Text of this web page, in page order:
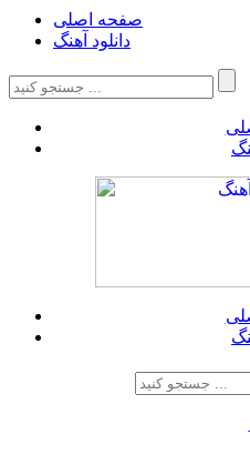
صفحه اصلی
دانلود آهنگ